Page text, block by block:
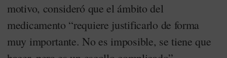
motivo, consideró que el ámbito del
medicamento “requiere justificarlo de forma
muy importante. No es imposible, se tiene que